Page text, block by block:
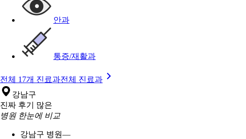
안과
통증/재활과
전체 17개 진료과전체 진료과
강남구
진짜 후기 많은
병원 한눈에 비교
강남구 병원—